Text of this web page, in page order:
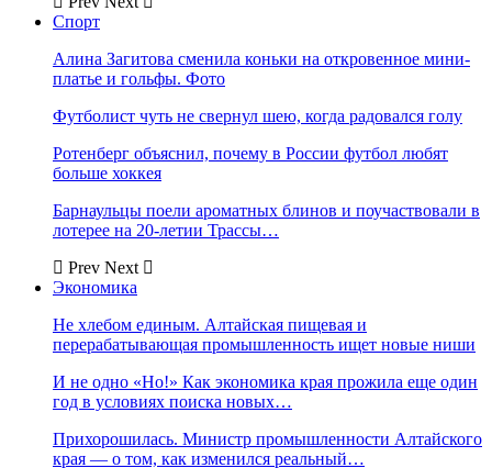
Спорт
Алина Загитова сменила коньки на откровенное мини-
платье и гольфы. Фото
Футболист чуть не свернул шею, когда радовался голу
Ротенберг объяснил, почему в России футбол любят
больше хоккея
Барнаульцы поели ароматных блинов и поучаствовали в
лотерее на 20-летии Трассы…
Prev Next
Экономика
Не хлебом единым. Алтайская пищевая и
перерабатывающая промышленность ищет новые ниши
И не одно «Но!» Как экономика края прожила еще один
год в условиях поиска новых…
Прихорошилась. Министр промышленности Алтайского
края — о том, как изменился реальный…